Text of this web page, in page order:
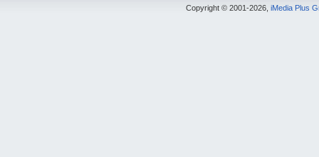
Copyright © 2001-2026, iMedia Plus